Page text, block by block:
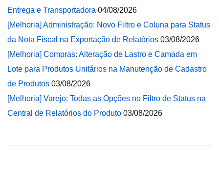
Entrega e Transportadora 04/08/2026
[Melhoria] Administração: Novo Filtro e Coluna para Status
da Nota Fiscal na Exportação de Relatórios 03/08/2026
[Melhoria] Compras: Alteração de Lastro e Camada em
Lote para Produtos Unitários na Manutenção de Cadastro
de Produtos 03/08/2026
[Melhoria] Varejo: Todas as Opções no Filtro de Status na
Central de Relatórios do Produto 03/08/2026